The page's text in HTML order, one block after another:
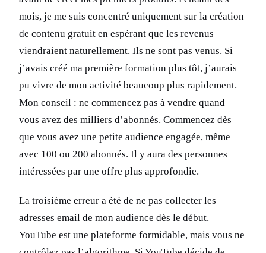
mois, je me suis concentré uniquement sur la création
de contenu gratuit en espérant que les revenus
viendraient naturellement. Ils ne sont pas venus. Si
j’avais créé ma première formation plus tôt, j’aurais
pu vivre de mon activité beaucoup plus rapidement.
Mon conseil : ne commencez pas à vendre quand
vous avez des milliers d’abonnés. Commencez dès
que vous avez une petite audience engagée, même
avec 100 ou 200 abonnés. Il y aura des personnes
intéressées par une offre plus approfondie.
La troisième erreur a été de ne pas collecter les
adresses email de mon audience dès le début.
YouTube est une plateforme formidable, mais vous ne